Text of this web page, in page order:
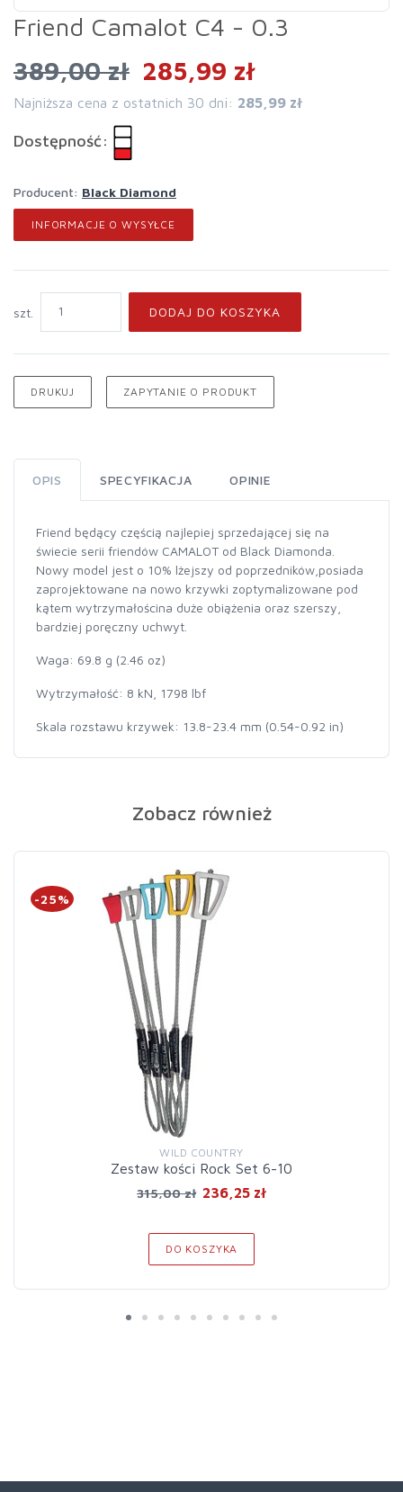
Friend Camalot C4 - 0.3
389,00 zł 285,99 zł
Najniższa cena z ostatnich 30 dni: 285,99 zł
Dostępność:
Producent: Black Diamond
INFORMACJE O WYSYŁCE
szt. DODAJ DO KOSZYKA
DRUKUJ ZAPYTANIE O PRODUKT
OPIS SPECYFIKACJA OPINIE
Friend będący częścią najlepiej sprzedającej się na
świecie serii friendów CAMALOT od Black Diamonda.
Nowy model jest o 10% lżejszy od poprzedników,posiada
zaprojektowane na nowo krzywki zoptymalizowane pod
kątem wytrzymałościna duże obiążenia oraz szerszy,
bardziej poręczny uchwyt.
Waga: 69.8 g (2.46 oz)
Wytrzymałość: 8 kN, 1798 lbf
Skala rozstawu krzywek: 13.8-23.4 mm (0.54-0.92 in)
Zobacz również
-25%
WILD COUNTRY
Zestaw kości Rock Set 6-10
315,00 zł 236,25 zł
DO KOSZYKA